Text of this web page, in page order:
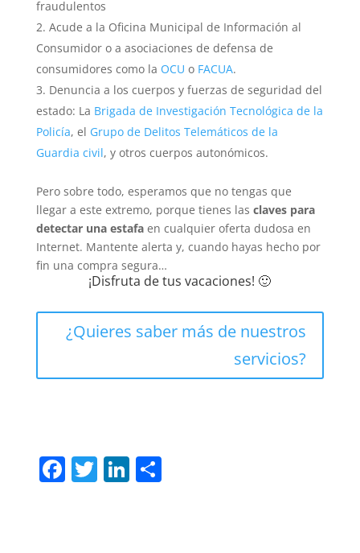
fraudulentos
Acude a la Oficina Municipal de Información al
Consumidor o a asociaciones de defensa de
consumidores como la OCU o FACUA.
Denuncia a los cuerpos y fuerzas de seguridad del
estado: La Brigada de Investigación Tecnológica de la
Policía, el Grupo de Delitos Telemáticos de la
Guardia civil, y otros cuerpos autonómicos.
Pero sobre todo, esperamos que no tengas que
llegar a este extremo, porque tienes las claves para
detectar una estafaen cualquier oferta dudosa en
Internet. Mantente alerta y, cuando hayas hecho por
fin una compra segura…
¡Disfruta de tus vacaciones! 🙂
¿Quieres saber más de nuestros
servicios?
F T Li C